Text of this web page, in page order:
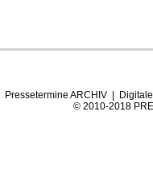
Pressetermine ARCHIV|
© 2010-2018